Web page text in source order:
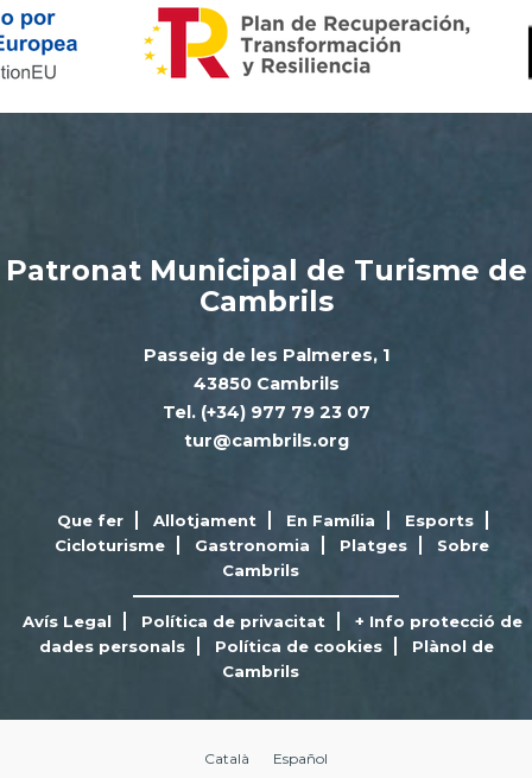
Patronat Municipal de Turisme de
Cambrils
Passeig de les Palmeres, 1
43850 Cambrils
Tel. (+34) 977 79 23 07
tur@cambrils.org
Que fer Allotjament En Família
Esports
Cicloturisme
Gastronomia Platges
Sobre
Cambrils
Avís Legal Política de privacitat
+ Info protecció de
dades personals
Política de cookies
Plànol de
Cambrils
Català Español